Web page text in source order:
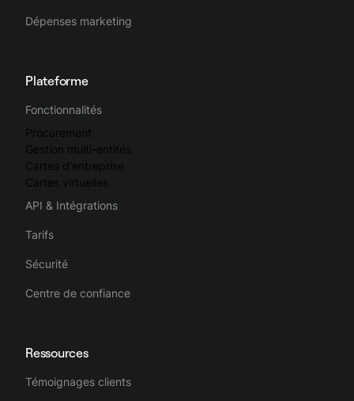
Dépenses marketing
Plateforme
Fonctionnalités
Procurement
Gestion multi-entités
Cartes d'entreprise
Cartes virtuelles
API & Intégrations
Tarifs
Sécurité
Centre de confiance
Ressources
Témoignages clients